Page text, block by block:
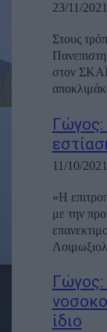
23/11/2021
Στους
στον ΣΚΑΪ
Γώγος:
11/10/2021
«Η
με την
ίδιο